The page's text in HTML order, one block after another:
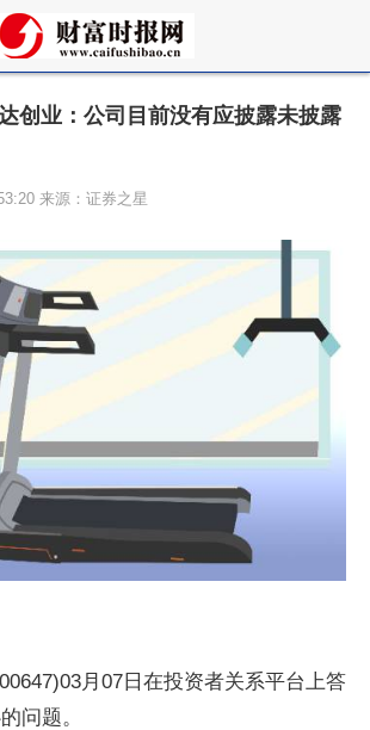
创业：公司目前没有应披露未披露
来源：证券之星
月07日在投资者关系平台上答
问题。